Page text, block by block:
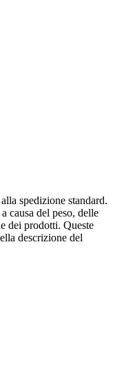
spedizione standard.
causa del peso, delle
dei prodotti. Queste
descrizione del